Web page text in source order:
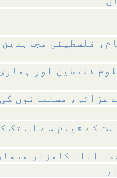
فلسطینی
فلسطین اور
عزائم، مسلمانوں
ریاست کے قیام سے اب تک
اللہ کامزار